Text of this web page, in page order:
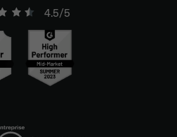
4.5/5